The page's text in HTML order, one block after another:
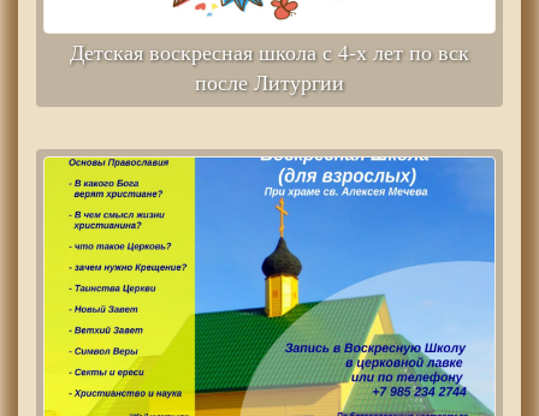
Детская воскресная школа с 4-х лет по вск
после Литургии